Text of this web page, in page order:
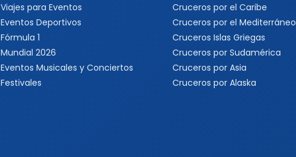
Viajes para Eventos
Eventos Deportivos
Fórmula 1
Mundial 2026
Eventos Musicales y Conciertos
Festivales
Cruceros por el Caribe
Cruceros por el Mediterráneo
Cruceros Islas Griegas
Cruceros por Sudamérica
Cruceros por Asia
Cruceros por Alaska